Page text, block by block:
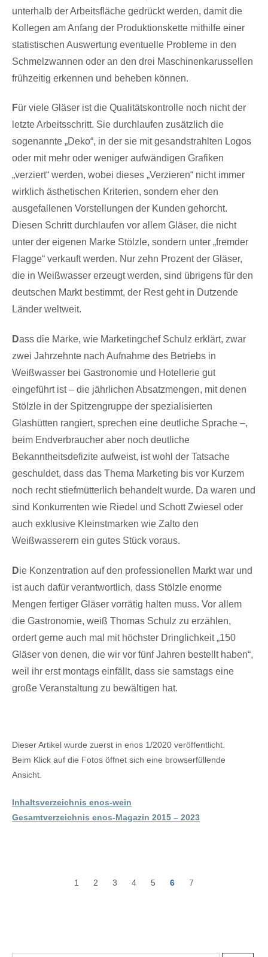
unterhalb der Arbeitsfläche gedrückt werden, damit die
Kollegen am Anfang der Produktionskette mithilfe einer
statistischen Auswertung eventuelle Probleme in den
Schmelzwannen oder an den drei Maschinenkarussellen
frühzeitig erkennen und beheben können.
Für viele Gläser ist die Qualitätskontrolle noch nicht der
letzte Arbeitsschritt. Sie durchlaufen zusätzlich die
sogenannte „Deko“, in der sie mit gesandstrahlten Logos
oder mit mehr oder weniger aufwändigen Grafiken
„verziert“ werden, wobei dieses „Verzieren“ nicht immer
wirklich ästhetischen Kriterien, sondern eher den
ausgefallenen Vorstellungen der Kunden gehorcht.
Diesen Schritt durchlaufen vor allem Gläser, die nicht
unter der eigenen Marke Stölzle, sondern unter „fremder
Flagge“ verkauft werden. Nur zehn Prozent der Gläser,
die in Weißwasser erzeugt werden, sind übrigens für den
deutschen Markt bestimmt, der Rest geht in Dutzende
Länder weltweit.
Dass die Marke, wie Marketingchef Schulz erklärt, zwar
zwei Jahrzehnte nach Aufnahme des Betriebs in
Weißwasser bei Gastronomie und Hotellerie gut
eingeführt ist – die jährlichen Absatzmengen, mit denen
Stölzle in der Spitzengruppe der spezialisierten
Glashütten rangiert, sprechen eine deutliche Sprache –,
beim Endverbraucher aber noch deutliche
Bekanntheitsdefizite aufweist, ist wohl der Tatsache
geschuldet, dass das Thema Marketing bis vor Kurzem
noch recht stiefmütterlich behandelt wurde. Da waren und
sind Konkurrenten wie Riedel und Schott Zwiesel oder
auch exklusive Kleinstmarken wie Zalto den
Weißwasserern ein gutes Stück voraus.
Die Konzentration auf den professionellen Markt war und
ist auch dafür verantwortlich, dass Stölzle enorme
Mengen fertiger Gläser vorrätig halten muss. Vor allem
die Gastronomie, weiß Thomas Schulz zu erzählen,
ordert gerne auch mal mit höchster Dringlichkeit „150
Gläser von denen, die wir vor fünf Jahren bestellt haben“,
weil ihr erst montags einfällt, dass sie samstags eine
große Veranstaltung zu bewältigen hat.
Dieser Artikel wurde zuerst in enos 1/2020 veröffentlicht.
Beim Klick auf die Fotos öffnet sich eine browserfüllende
Ansicht.
Inhaltsverzeichnis enos-wein
Gesamtverzeichnis enos-Magazin 2015 – 2023
1 2 3 4 5 6 7